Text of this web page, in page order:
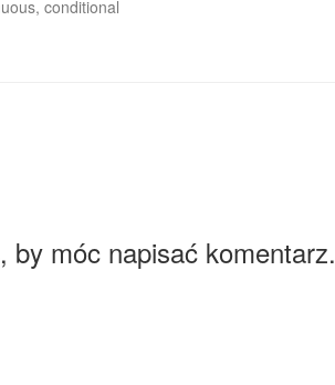
conditional
by móc napisać komentarz.